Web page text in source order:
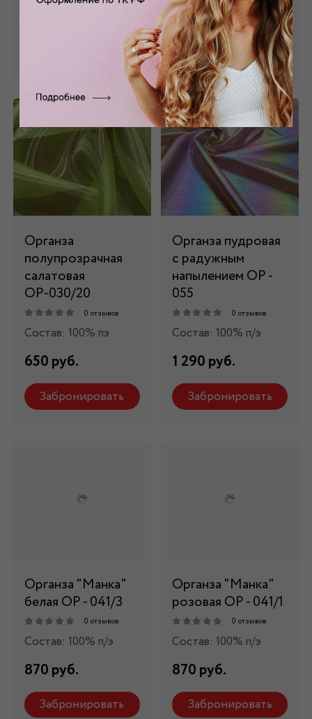
Забронировать
650 руб.
Забронировать
Органза
полупрозрачная
салатовая
ОР-030/20
0 отзывов
Состав: 100% пэ
650 руб.
Забронировать
Органза пудровая
с радужным
напылением ОР -
055
0 отзывов
Состав: 100% п/э
1 290 руб.
Забронировать
Органза "Манка"
белая ОР - 041/3
0 отзывов
Состав: 100% п/э
870 руб.
Забронировать
Органза "Манка"
розовая ОР - 041/1
0 отзывов
Состав: 100% п/э
870 руб.
Забронировать